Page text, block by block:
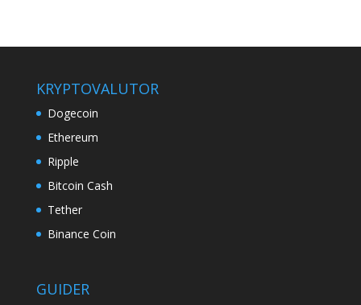
KRYPTOVALUTOR
Dogecoin
Ethereum
Ripple
Bitcoin Cash
Tether
Binance Coin
GUIDER